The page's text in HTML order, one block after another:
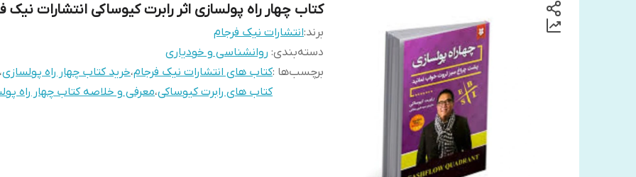
کتاب چهار راه پولسازی اثر رابرت کیوساکی انتشارات نیک
برند:انتشارات نیک فرجام
دسته‌بندی: روانشناسی و خودیاری
برچسب‌ها :کتاب های انتشارات نیک فرجام،خرید کتاب چهار راه پولسازی،
کتاب های رابرت کیوساکی،معرفی و خلاصه کتاب چهار راه